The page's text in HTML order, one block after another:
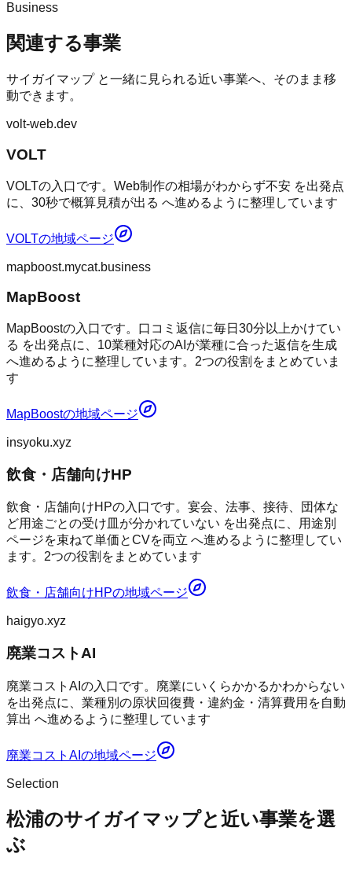
Business
関連する事業
サイガイマップと一緒に見られる近い事業へ、そのまま移
動できます。
volt-web.dev
VOLT
VOLTの入口です。Web制作の相場がわからず不安 を出発点
に、30秒で概算見積が出る へ進めるように整理しています
VOLTの地域ページ
mapboost.mycat.business
MapBoost
MapBoostの入口です。口コミ返信に毎日30分以上かけてい
る を出発点に、10業種対応のAIが業種に合った返信を生成
へ進めるように整理しています。2つの役割をまとめていま
す
MapBoostの地域ページ
insyoku.xyz
飲食・店舗向けHP
飲食・店舗向けHPの入口です。宴会、法事、接待、団体な
ど用途ごとの受け皿が分かれていない を出発点に、用途別
ページを束ねて単価とCVを両立 へ進めるように整理してい
ます。2つの役割をまとめています
飲食・店舗向けHPの地域ページ
haigyo.xyz
廃業コストAI
廃業コストAIの入口です。廃業にいくらかかるかわからない
を出発点に、業種別の原状回復費・違約金・清算費用を自動
算出 へ進めるように整理しています
廃業コストAI の地域ページ
Selection
松浦のサイガイマップと近い事業を選
ぶ